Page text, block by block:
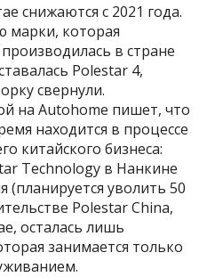
снижаются с 2021 года.
марки, которая
в стране
Polestar 4,
свернули.
на Autohome пишет, что
находится в процессе
китайского бизнеса:
Technology в Нанкине
(планируется уволить 50
Polestar China,
осталась лишь
занимается только